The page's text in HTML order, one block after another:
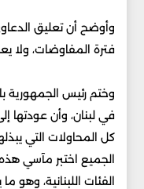
وأوضح أن تعليق
فترة المفاوضات، ولا
وختم رئيس الجمهورية
في لبنان، وأن عودتها
كل المحاولات التي
الجميع اختبر مآسي
الفئات اللبنانية، وهو